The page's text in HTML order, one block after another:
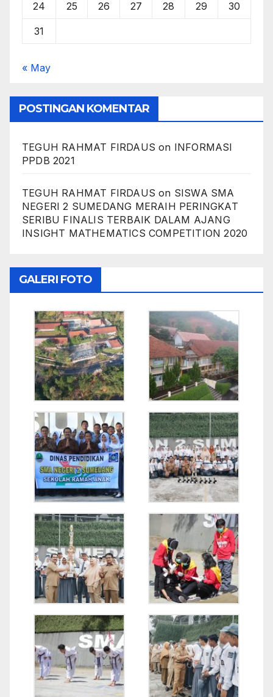
24 25 26 27 28 29 30
31
« May
POSTINGAN KOMENTAR
TEGUH RAHMAT FIRDAUS on INFORMASI
PPDB 2021
TEGUH RAHMAT FIRDAUS on SISWA SMA
NEGERI 2 SUMEDANG MERAIH PERINGKAT
SERIBU FINALIS TERBAIK DALAM AJANG
INSIGHT MATHEMATICS COMPETITION 2020
GALERI FOTO